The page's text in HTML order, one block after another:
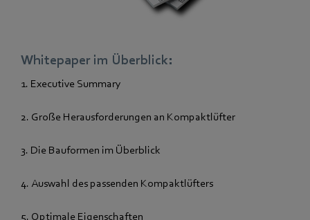
Whitepaper im Überblick:
1. Executive Summary
2. Große Herausforderungen an Kompaktlüfter
3. Die Bauformen im Überblick
4. Auswahl des passenden Kompaktlüfters
5. Optimale Eigenschaften